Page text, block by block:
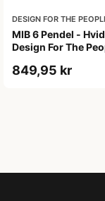
DESIGN FOR THE
MIB 6 Pendel -
Design For The
849,95 kr